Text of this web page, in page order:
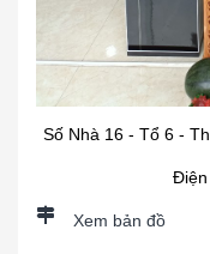
Số Nhà 16 - Tổ 6 -
Điện
Xem bản đồ